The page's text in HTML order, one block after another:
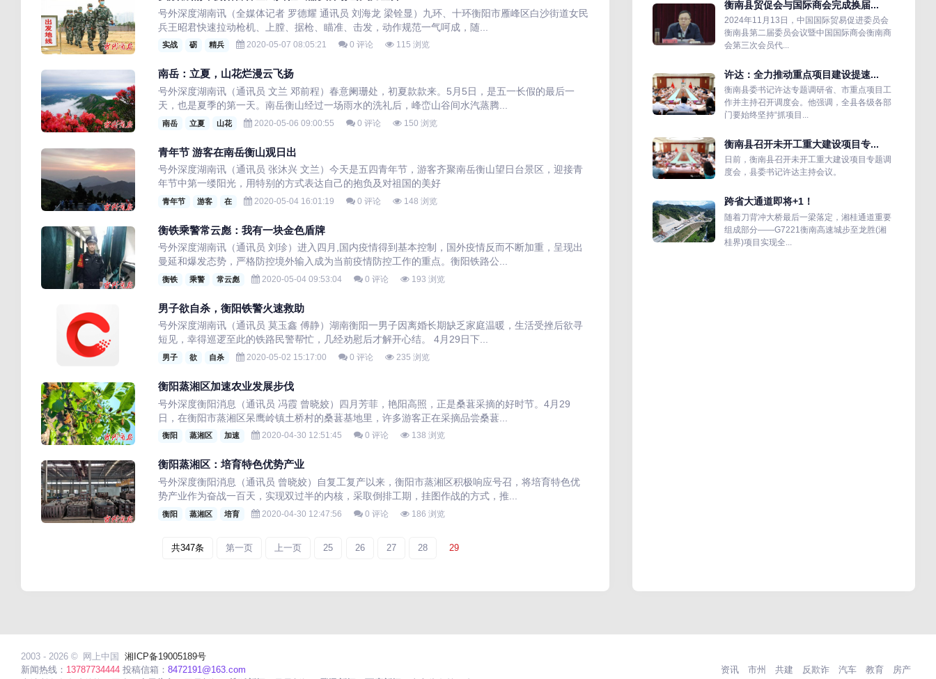
号外深度湖南讯（全媒体记者 罗德耀 通讯员 刘海龙 梁铨显）九环、十环衡阳市雁峰区白沙街道女民
兵王昭君快速拉动枪机、上膛、据枪、瞄准、击发，动作规范一气呵成，随...
实战 砺 精兵 2020-05-07 08:05:21 0 评论 115 浏览
南岳：立夏，山花烂漫云飞扬
号外深度湖南讯（通讯员 文兰 邓前程）春意阑珊处，初夏款款来。5月5日，是五一长假的最后一
天，也是夏季的第一天。南岳衡山经过一场雨水的洗礼后，峰峦山谷间水汽蒸腾...
南岳 立夏 山花 2020-05-06 09:00:55 0 评论 150 浏览
青年节 游客在南岳衡山观日出
号外深度湖南讯（通讯员 张沐兴 文兰）今天是五四青年节，游客齐聚南岳衡山望日台景区，迎接青
年节中第一缕阳光，用特别的方式表达自己的抱负及对祖国的美好
青年节 游客 在 2020-05-04 16:01:19 0 评论 148 浏览
衡铁乘警常云彪：我有一块金色盾牌
号外深度湖南讯（通讯员 刘珍）进入四月,国内疫情得到基本控制，国外疫情反而不断加重，呈现出
曼延和爆发态势，严格防控境外输入成为当前疫情防控工作的重点。衡阳铁路公...
衡铁 乘警 常云彪 2020-05-04 09:53:04 0 评论 193 浏览
男子欲自杀，衡阳铁警火速救助
号外深度湖南讯（通讯员 莫玉鑫 傅静）湖南衡阳一男子因离婚长期缺乏家庭温暖，生活受挫后欲寻
短见，幸得巡逻至此的铁路民警帮忙，几经劝慰后才解开心结。 4月29日下...
男子 欲 自杀 2020-05-02 15:17:00 0 评论 235 浏览
衡阳蒸湘区加速农业发展步伐
号外深度衡阳消息（通讯员 冯霞 曾晓姣）四月芳菲，艳阳高照，正是桑葚采摘的好时节。4月29
日，在衡阳市蒸湘区呆鹰岭镇土桥村的桑葚基地里，许多游客正在采摘品尝桑葚...
衡阳 蒸湘区 加速 2020-04-30 12:51:45 0 评论 138 浏览
衡阳蒸湘区：培育特色优势产业
号外深度衡阳消息（通讯员 曾晓姣）自复工复产以来，衡阳市蒸湘区积极响应号召，将培育特色优
势产业作为奋战一百天，实现双过半的内核，采取倒排工期，挂图作战的方式，推...
衡阳 蒸湘区 培育 2020-04-30 12:47:56 0 评论 186 浏览
共347条 第一页 上一页 25 26 27 28 29
衡南县贸促会与国际商会完成换届...
2024年11月13日，中国国际贸易促进委员会
衡南县第二届委员会议暨中国国际商会衡南商
会第三次会员代...
许达：全力推动重点项目建设提速...
衡南县委书记许达专题调研省、市重点项目工
作并主持召开调度会。他强调，全县各级各部
门要始终坚持“抓项目...
衡南县召开未开工重大建设项目专...
日前，衡南县召开未开工重大建设项目专题调
度会，县委书记许达主持会议。
跨省大通道即将+1！
随着刀背冲大桥最后一梁落定，湘桂通道重要
组成部分——G7221衡南高速城步至龙胜(湘
桂界)项目实现全...
2003 - 2026 © 网上中国 湘ICP备19005189号
新闻热线： 13787734444 投稿信箱： 8472191@163.com
资讯 市州 共建 反欺诈 汽车 教育 房产